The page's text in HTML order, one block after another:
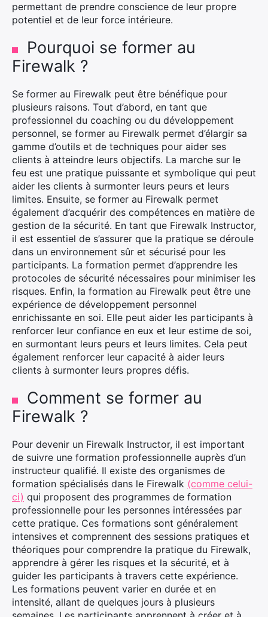
permettant de prendre conscience de leur propre
potentiel et de leur force intérieure.
Pourquoi se former au
Firewalk ?
Se former au Firewalk peut être bénéfique pour
plusieurs raisons. Tout d’abord, en tant que
professionnel du coaching ou du développement
personnel, se former au Firewalk permet d’élargir sa
gamme d’outils et de techniques pour aider ses
clients à atteindre leurs objectifs. La marche sur le
feu est une pratique puissante et symbolique qui peut
aider les clients à surmonter leurs peurs et leurs
limites. Ensuite, se former au Firewalk permet
également d’acquérir des compétences en matière de
gestion de la sécurité. En tant que Firewalk Instructor,
il est essentiel de s’assurer que la pratique se déroule
dans un environnement sûr et sécurisé pour les
participants. La formation permet d’apprendre les
protocoles de sécurité nécessaires pour minimiser les
risques. Enfin, la formation au Firewalk peut être une
expérience de développement personnel
enrichissante en soi. Elle peut aider les participants à
renforcer leur confiance en eux et leur estime de soi,
en surmontant leurs peurs et leurs limites. Cela peut
également renforcer leur capacité à aider leurs
clients à surmonter leurs propres défis.
Comment se former au
Firewalk ?
Pour devenir un Firewalk Instructor, il est important
de suivre une formation professionnelle auprès d’un
instructeur qualifié. Il existe des organismes de
formation spécialisés dans le Firewalk (comme celui-
ci) qui proposent des programmes de formation
professionnelle pour les personnes intéressées par
cette pratique. Ces formations sont généralement
intensives et comprennent des sessions pratiques et
théoriques pour comprendre la pratique du Firewalk,
apprendre à gérer les risques et la sécurité, et à
guider les participants à travers cette expérience.
Les formations peuvent varier en durée et en
intensité, allant de quelques jours à plusieurs
×
: